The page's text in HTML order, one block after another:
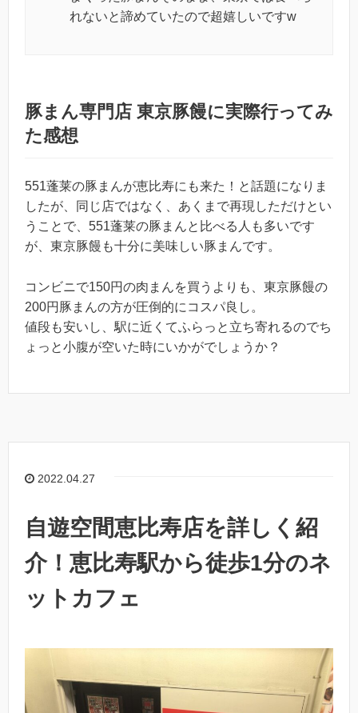
れないと諦めていたので超嬉しいですw
豚まん専門店 東京豚饅に実際行ってみ
た感想
551蓬莱の豚まんが恵比寿にも来た！と話題になりま
したが、同じ店ではなく、あくまで再現しただけとい
うことで、551蓬莱の豚まんと比べる人も多いです
が、東京豚饅も十分に美味しい豚まんです。
コンビニで150円の肉まんを買うよりも、東京豚饅の
200円豚まんの方が圧倒的にコスパ良し。
値段も安いし、駅に近くてふらっと立ち寄れるのでち
ょっと小腹が空いた時にいかがでしょうか？
2022.04.27
自遊空間恵比寿店を詳しく紹
介！恵比寿駅から徒歩1分のネ
ットカフェ